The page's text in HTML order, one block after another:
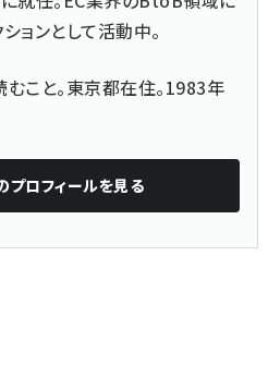
ョンとして活動中。
こと。東京都在住。1983年
プロフィールを見る